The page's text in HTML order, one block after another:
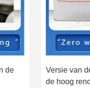
de
Versie van
de hoog